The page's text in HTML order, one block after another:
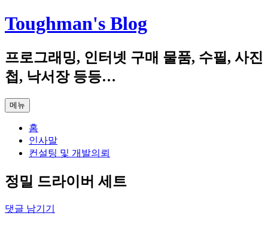
컨
텐
로
건
너
기
Toughman's Blog
프로그래밍, 인터넷 구매 물품, 수필, 사진
첩, 낙서장 등등…
메뉴
홈
인사말
컨설팅 및 개발의뢰
정밀 드라이버 세트
댓글 남기기